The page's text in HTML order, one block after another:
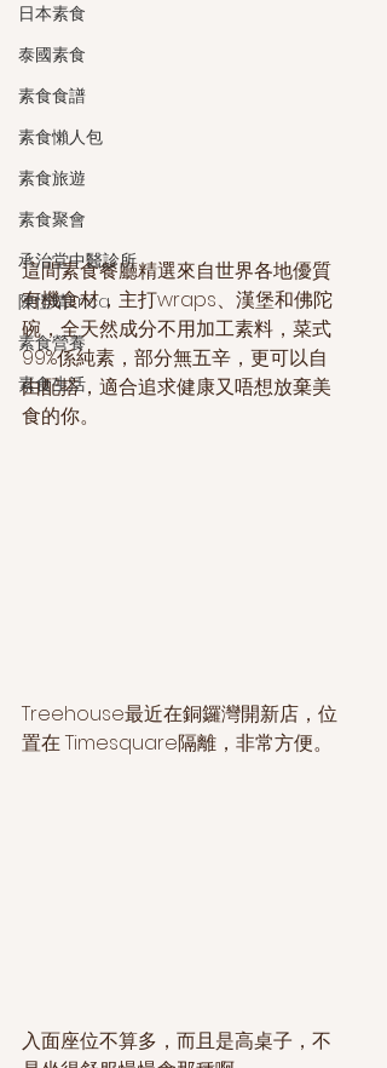
日本素食
泰國素食
素食食譜
素食懶人包
素食旅遊
素食聚會
承治堂中醫診所
陳愷晴Erica
素食營養
素食生活
這間素食餐廳精選來自世界各地優質
有機食材，主打wraps、漢堡和佛陀
碗，全天然成分不用加工素料，菜式
99%係純素，部分無五辛，更可以自
由配搭，適合追求健康又唔想放棄美
食的你。
Treehouse最近在銅鑼灣開新店，位
置在 Timesquare隔離，非常方便。
入面座位不算多，而且是高桌子，不